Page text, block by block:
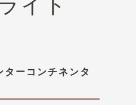
イト
ターコンチネンタ